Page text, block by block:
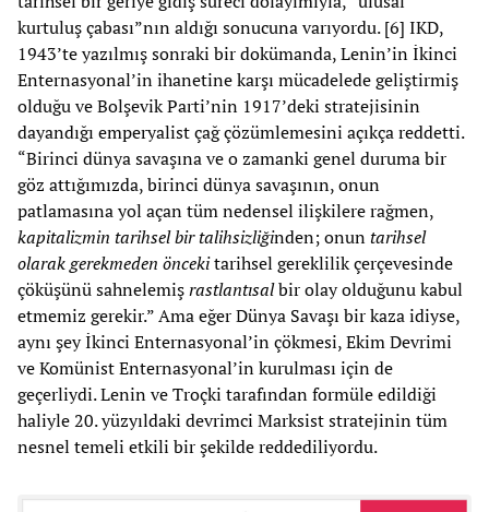
kurtuluş çabası”nın aldığı sonucuna varıyordu. [6] IKD,
1943’te yazılmış sonraki bir dokümanda, Lenin’in İkinci
Enternasyonal’in ihanetine karşı mücadelede geliştirmiş
olduğu ve Bolşevik Parti’nin 1917’deki stratejisinin
dayandığı emperyalist çağ çözümlemesini açıkça reddetti.
“Birinci dünya savaşına ve o zamanki genel duruma bir
göz attığımızda, birinci dünya savaşının, onun
patlamasına yol açan tüm nedensel ilişkilere rağmen,
kapitalizmin tarihsel bir talihsizliğinden; onuntarihsel
olarak gerekmeden öncekitarihsel gereklilik çerçevesinde
çöküşünü sahnelemişrastlantısalbir olay olduğunu kabul
etmemiz gerekir.” Ama eğer Dünya Savaşı bir kaza idiyse,
aynı şey İkinci Enternasyonal’in çökmesi, Ekim Devrimi
ve Komünist Enternasyonal’in kurulması için de
geçerliydi. Lenin ve Troçki tarafından formüle edildiği
haliyle 20. yüzyıldaki devrimci Marksist stratejinin tüm
nesnel temeli etkili bir şekilde reddediliyordu.